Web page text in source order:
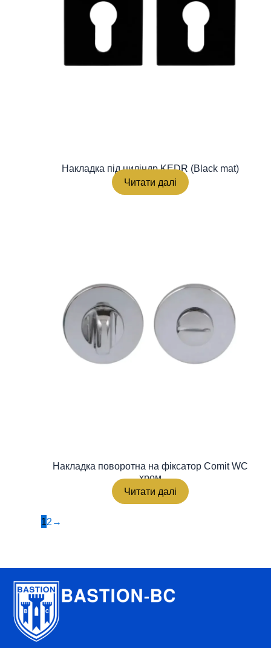
Накладка під циліндр KEDR (Black mat)
Читати далі
Накладка поворотна на фіксатор Comit WC
хром
Читати далі
12→